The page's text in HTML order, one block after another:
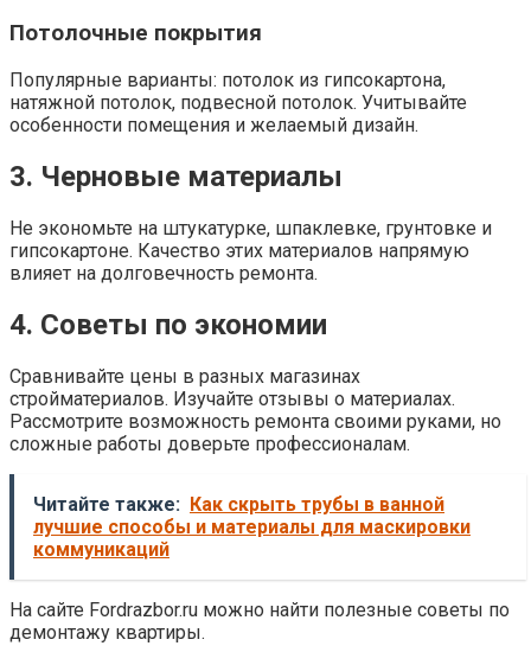
Потолочные покрытия
Популярные варианты: потолок из гипсокартона,
натяжной потолок, подвесной потолок. Учитывайте
особенности помещения и желаемый дизайн.
3. Черновые материалы
Не экономьте на штукатурке, шпаклевке, грунтовке и
гипсокартоне. Качество этих материалов напрямую
влияет на долговечность ремонта.
4. Советы по экономии
Сравнивайте цены в разных магазинах
стройматериалов. Изучайте отзывы о материалах.
Рассмотрите возможность ремонта своими руками, но
сложные работы доверьте профессионалам.
Читайте также: Как скрыть трубы в ванной
лучшие способы и материалы для маскировки
коммуникаций
На сайте Fordrazbor.ru можно найти полезные советы по
демонтажу квартиры.